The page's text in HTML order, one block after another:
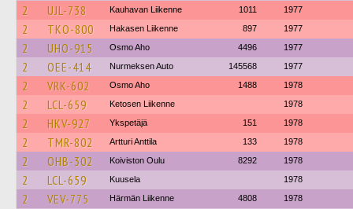
2 UJL-738 Kauhavan Liikenne 1011 1977
2 TKO-800 Hakasen Liikenne 897 1977
2 UHO-915 Osmo Aho 4496 1977
2 OEE-414 Nurmeksen Auto 145568 1977
2 VRK-602 Osmo Aho 1488 1978
2 LCL-659 Ketosen Liikenne 1978
2 HKV-927 Ykspetäjä 151 1978
2 TMR-802 Artturi Anttila 133 1978
2 OHB-302 Koiviston Oulu 8292 1978
2 LCL-659 Kuusela 1978
2 VEV-775 Härmän Liikenne 4808 1978